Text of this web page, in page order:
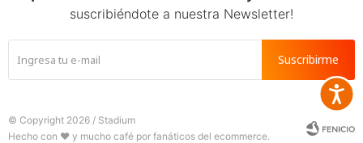
suscribiéndote a nuestra Newsletter!
Suscribirme
© Copyright 2026 / Stadium